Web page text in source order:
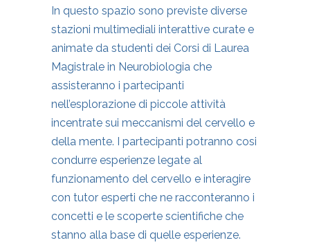
In questo spazio sono previste diverse
stazioni multimediali interattive curate e
animate da studenti dei Corsi di Laurea
Magistrale in Neurobiologia che
assisteranno i partecipanti
nell’esplorazione di piccole attività
incentrate sui meccanismi del cervello e
della mente. I partecipanti potranno cosi
condurre esperienze legate al
funzionamento del cervello e interagire
con tutor esperti che ne racconteranno i
concetti e le scoperte scientifiche che
stanno alla base di quelle esperienze.